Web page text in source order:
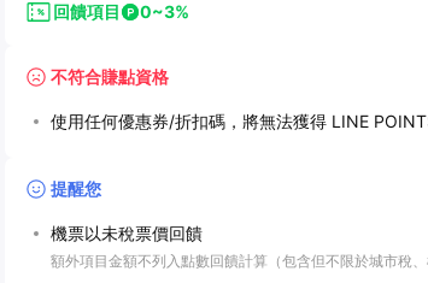
回饋項目 0~3%
不符合賺點資格
使用任何優惠券/折扣碼，將無法獲得 LINE
提醒您
機票以未稅票價回饋
額外項目金額不列入點數回饋計算（包含但不限於城市稅